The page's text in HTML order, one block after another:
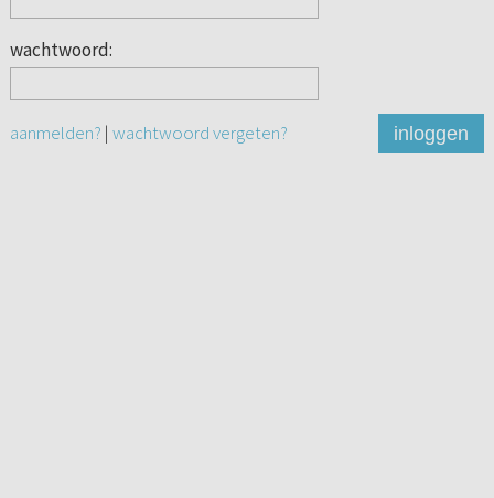
wachtwoord:
aanmelden? | wachtwoord vergeten? inloggen